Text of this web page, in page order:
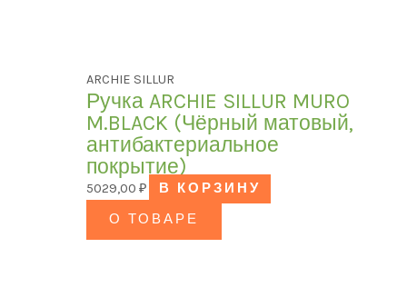
ARCHIE SILLUR
Ручка ARCHIE SILLUR MURO
M.BLACK (Чёрный матовый,
антибактериальное
покрытие)
5029,00₽
В КОРЗИНУ
О ТОВАРЕ